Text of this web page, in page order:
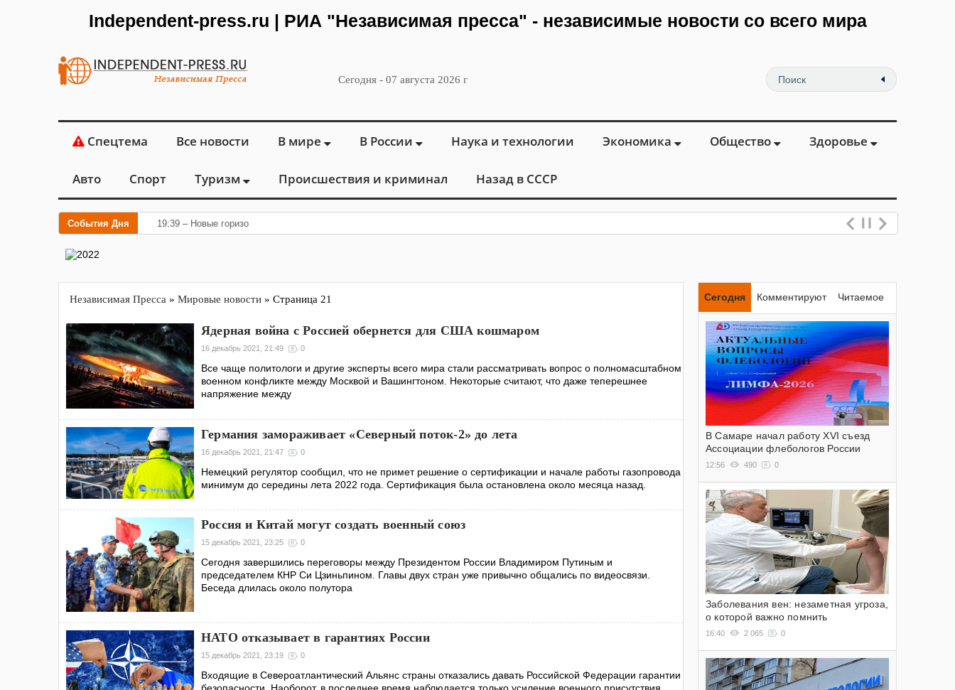
Independent-press.ru | РИА "Независимая пресса" - независимые новости со всего мира
Сегодня - 07 августа 2026 г
Спецтема Все новости В мире В России Наука и технологии Экономика Общество Здоровье
Авто Спорт Туризм Происшествия и криминал Назад в СССР
События Дня 19:39 – Новые горизонты флебологии: в Москве отк
Независимая Пресса » Мировые новости » Страница 21
Ядерная война с Россией обернется для США кошмаром
16 декабрь 2021, 21:49 0
Все чаще политологи и другие эксперты всего мира стали рассматривать вопрос о полномасштабном
военном конфликте между Москвой и Вашингтоном. Некоторые считают, что даже теперешнее
напряжение между
Германия замораживает «Северный поток-2» до лета
16 декабрь 2021, 21:47 0
Немецкий регулятор сообщил, что не примет решение о сертификации и начале работы газопровода
минимум до середины лета 2022 года. Сертификация была остановлена около месяца назад.
Россия и Китай могут создать военный союз
15 декабрь 2021, 23:25 0
Сегодня завершились переговоры между Президентом России Владимиром Путиным и
председателем КНР Си Цзиньпином. Главы двух стран уже привычно общались по видеосвязи.
Беседа длилась около полутора
НАТО отказывает в гарантиях России
15 декабрь 2021, 23:19 0
Входящие в Североатлантический Альянс страны отказались давать Российской Федерации гарантии
Сегодня Комментируют Читаемое
В Самаре начал работу XVI съезд
Ассоциации флебологов России
12:56 490 0
Заболевания вен: незаметная угроза,
о которой важно помнить
16:40 2 065 0